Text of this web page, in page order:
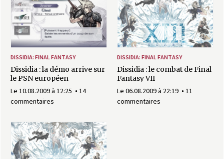
DISSIDIA: FINAL FANTASY
Dissidia : la démo arrive sur
le PSN européen
Le 10.08.2009 à 12:25
14
commentaires
DISSIDIA: FINAL FANTASY
Dissidia : le combat de Final
Fantasy VII
Le 06.08.2009 à 22:19
11
commentaires